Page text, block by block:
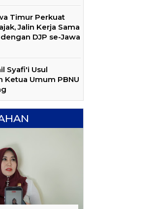
Timur Perkuat
Jalin Kerja Sama
DJP se-Jawa
Syafi'i Usul
Ketua Umum PBNU